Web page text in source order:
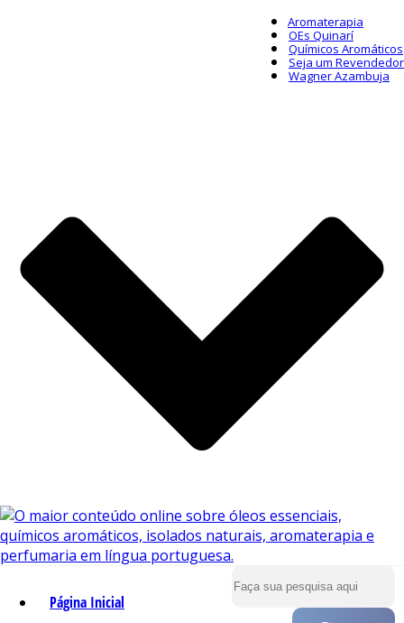
Aromaterapia
OEs Quinarí
Químicos Aromáticos
Seja um Revendedor
Wagner Azambuja
Página Inicial